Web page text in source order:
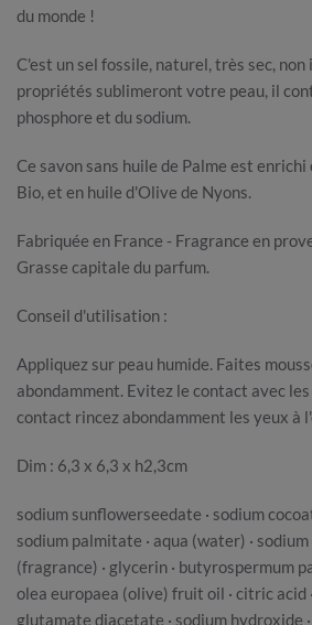
du monde !
C'est un sel fossile, naturel, très sec, non
propriétés sublimeront votre peau, il
phosphore et du sodium.
Ce savon sans huile de Palme est
Bio, et en huile d'Olive de Nyons.
Fabriquée en France - Fragrance en
Grasse capitale du parfum.
Conseil d'utilisation :
Appliquez sur peau humide. Faites
abondamment. Evitez le contact avec les
contact rincez abondamment les yeux à
Dim : 6,3 x 6,3 x h2,3cm
sodium sunflowerseedate · sodium
sodium palmitate · aqua (water) ·
(fragrance) · glycerin · butyrospermum
olea europaea (olive) fruit oil · citric acid
glutamate diacetate · sodium hydroxide